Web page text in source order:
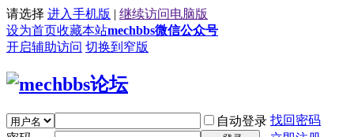
请选择 进入手机版 | 继续访问电脑版
设为首页收藏本站mechbbs微信公众号
开启辅助访问 切换到窄版
自动登录 找回密码